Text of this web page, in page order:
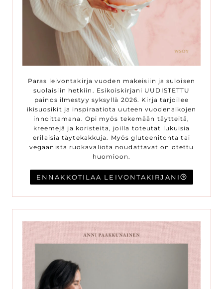
Paras leivontakirja vuoden makeisiin ja suloisen
suolaisiin hetkiin. Esikoiskirjani UUDISTETTU
painos ilmestyy syksyllä 2026. Kirja tarjoilee
ikisuosikit ja inspiraatiota uuteen vuodenaikojen
innoittamana. Opi myös tekemään täytteitä,
kreemejä ja koristeita, joilla toteutat lukuisia
erilaisia täytekakkuja. Myös gluteenitonta tai
vegaanista ruokavaliota noudattavat on otettu
huomioon.
ENNAKKOTILAA LEIVONTAKIRJANI